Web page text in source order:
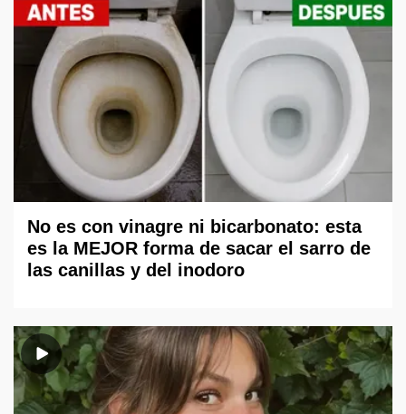
No es con vinagre ni bicarbonato: esta
es la MEJOR forma de sacar el sarro de
las canillas y del inodoro